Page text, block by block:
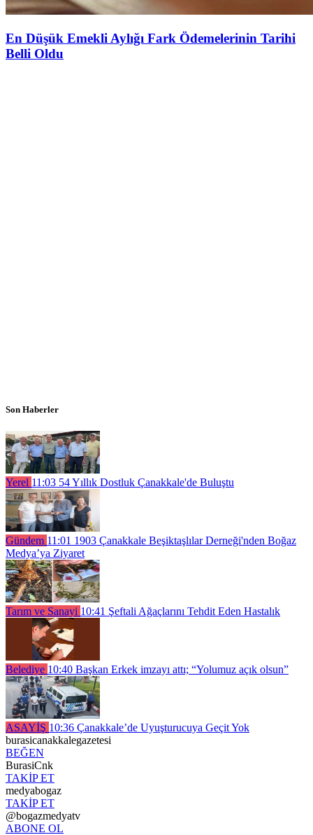
En Düşük Emekli Aylığı Fark Ödemelerinin Tarihi
Belli Oldu
Son Haberler
Yerel 11:03 54 Yıllık Dostluk Çanakkale'de Buluştu
Gündem 11:01 1903 Çanakkale Beşiktaşlılar Derneği'nden Boğaz
Medya’ya Ziyaret
Tarım ve Sanayi 10:41 Şeftali Ağaçlarını Tehdit Eden Hastalık
Belediye 10:40 Başkan Erkek imzayı attı; “Yolumuz açık olsun”
ASAYİŞ 10:36 Çanakkale’de Uyuşturucuya Geçit Yok
burasicanakkalegazetesi
BEĞEN
BurasiCnk
TAKİP ET
medyabogaz
TAKİP ET
@bogazmedyatv
ABONE OL